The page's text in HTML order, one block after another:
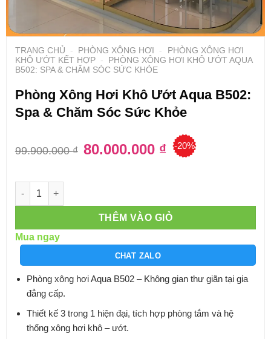
TRANG CHỦ - PHÒNG XÔNG HƠI -
PHÒNG XÔNG HƠI
KHÔ ƯỚT KẾT HỢP -
PHÒNG XÔNG HƠI KHÔ ƯỚT AQUA
B502: SPA & CHĂM SÓC SỨC KHỎE
Phòng Xông Hơi Khô Ướt Aqua B502:
Spa & Chăm Sóc Sức Khỏe
99.900.000₫
Giá
gốc
80.000.000 ₫Giá
hiện
-20%
Số lượng
THÊM VÀO GIỎ
Mua ngay
CHAT ZALO
Phòng xông hơi Aqua B502 – Không gian thư giãn tại gia
đẳng cấp.
Thiết kế 3 trong 1 hiện đại, tích hợp phòng tắm và hệ
thống xông hơi khô – ướt.